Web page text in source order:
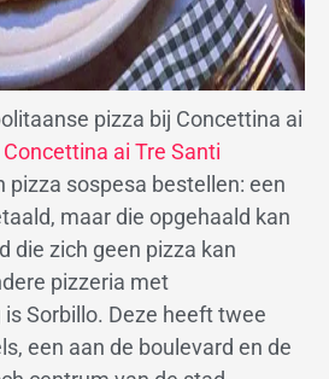
pizza bij Concettina ai
Concettina ai Tre Santi
pizza sospesa bestellen: een
maar die opgehaald kan
die zich geen pizza kan
pizzeria met
Sorbillo. Deze heeft twee
een aan de boulevard en de